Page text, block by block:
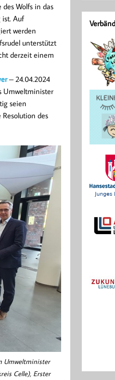
Wolfs in das
ist. Auf
werden
unterstützt
derzeit einem
– 24.04.2024
Umweltminister
seien
des
Umweltminister
Celle), Erster